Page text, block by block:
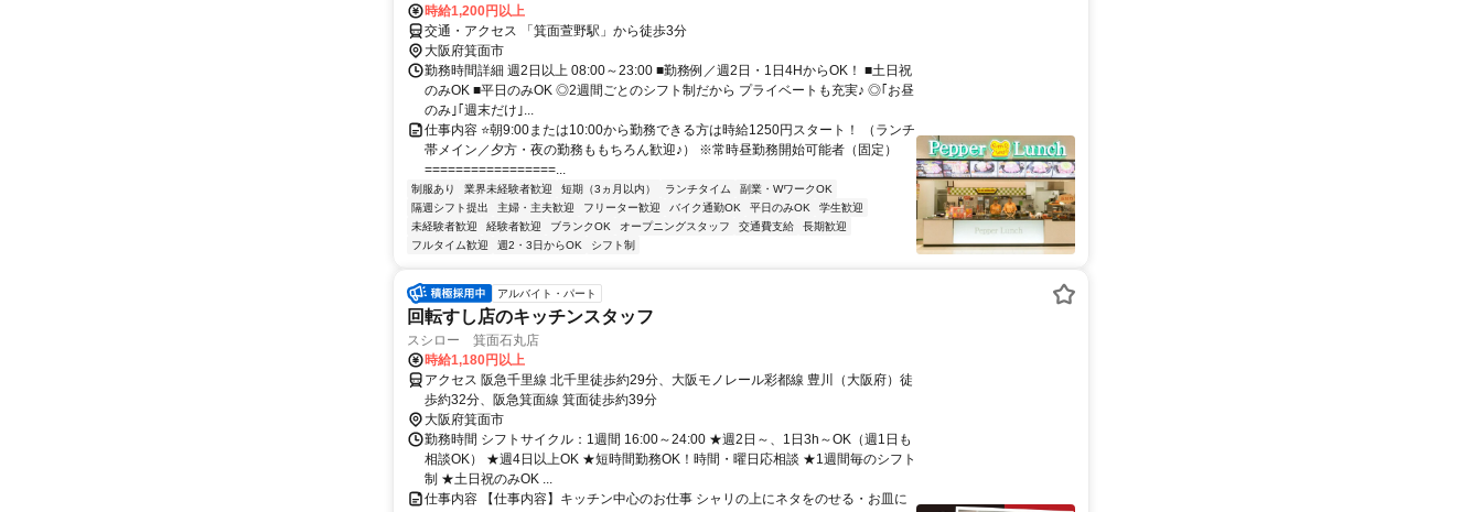
時給1,200円以上
交通・アクセス 「箕面萱野駅」から徒歩3分
大阪府箕面市
勤務時間詳細 週2日以上 08:00～23:00 ■勤務例／週2日・1日4HからOK！ ■土日祝
のみOK ■平日のみOK ◎2週間ごとのシフト制だから プライベートも充実♪ ◎｢お昼
のみ｣｢週末だけ｣...
仕事内容 ⭐朝9:00または10:00から勤務できる方は時給1250円スタート！ （ランチ
帯メイン／夕方・夜の勤務ももちろん歓迎♪） ※常時昼勤務開始可能者（固定）
=================...
制服あり 業界未経験者歓迎 短期（3ヵ月以内） ランチタイム
副業・WワークOK
隔週シフト提出
主婦・主夫歓迎 フリーター歓迎 バイク通勤OK 平日のみOK
学生歓迎
未経験者歓迎
経験者歓迎 ブランクOK オープニングスタッフ 交通費支給
長期歓迎
フルタイム歓迎
週2・3日からOK シフト制
アルバイト・パート
回転すし店のキッチンスタッフ
スシロー 箕面石丸店
時給1,180円以上
アクセス 阪急千里線 北千里徒歩約29分、大阪モノレール彩都線 豊川（大阪府）徒
歩約32分、阪急箕面線 箕面徒歩約39分
大阪府箕面市
勤務時間 シフトサイクル：1週間 16:00～24:00 ★週2日～、1日3h～OK（週1日も
相談OK） ★週4日以上OK ★短時間勤務OK！時間・曜日応相談 ★1週間毎のシフト
制 ★土日祝のみOK ...
仕事内容 【仕事内容】キッチン中心のお仕事 シャリの上にネタをのせる・お皿に